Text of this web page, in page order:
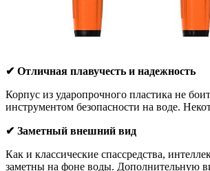
✔ Отличная плавучесть и надежность
Корпус из ударопрочного пластика не
инструментом безопасности на воде.
✔ Заметный внешний вид
Как и классические спассредства,
заметны на фоне воды. Дополнительную